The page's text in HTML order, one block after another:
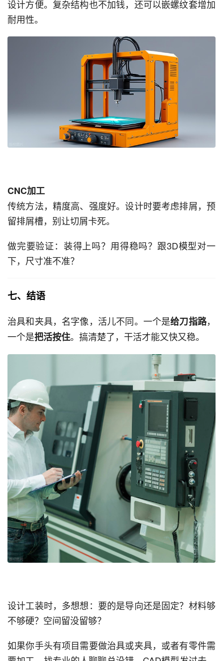
设计方便。复杂结构也不加钱，还可以嵌螺纹套增加
耐用性。
CNC加工
传统方法，精度高、强度好。设计时要考虑排屑，预
留排屑槽，别让切屑卡死。
做完要验证：装得上吗？用得稳吗？跟3D模型对一
下，尺寸准不准？
七、结语
治具和夹具，名字像，活儿不同。一个是给刀指路，
一个是把活按住。搞清楚了，干活才能又快又稳。
设计工装时，多想想：要的是导向还是固定？材料够
不够硬？空间留没留够？
如果你手头有项目需要做治具或夹具，或者有零件需